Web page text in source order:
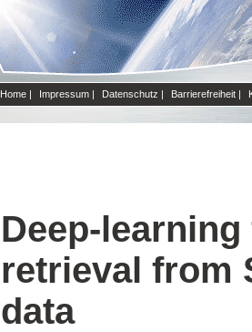
Home | Impressum | Datenschutz | Barrierefreiheit |
Deep-
retrieval from
data